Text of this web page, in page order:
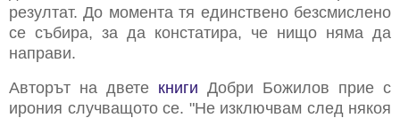
резултат. До момента тя единствено безсмислено
се събира, за да констатира, че нищо няма да
направи.
Авторът на двете книги Добри Божилов прие с
ирония случващото се. "Не изключвам след някоя